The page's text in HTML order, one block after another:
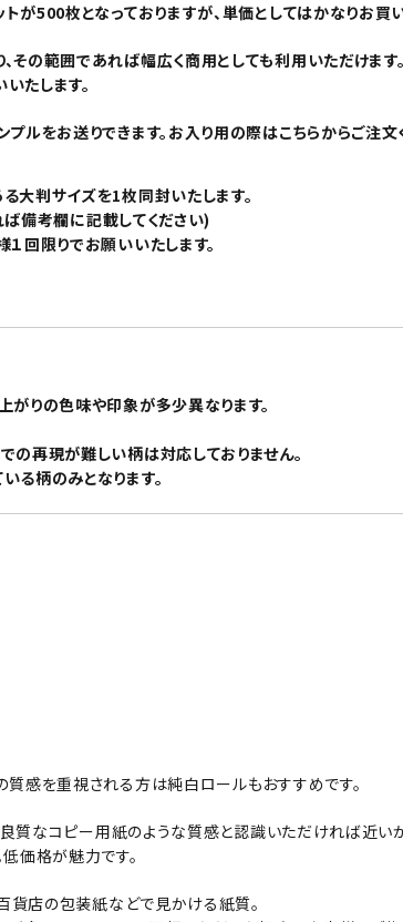
500枚となっておりますが、単価としてはかなりお買い
その範囲であれば幅広く商用としても利用いただけます。
たします。
ルをお送りできます。お入り用の際はこちらからご注文
大判サイズを1枚同封いたします。
備考欄に記載してください)
回限りでお願いいたします。
りの色味や印象が多少異なります。
再現が難しい柄は対応しておりません。
る柄のみとなります。
感を重視される方は純白ロールもおすすめです。
良質なコピー用紙のような質感と認識いただければ近い
価格が魅力です。
百貨店の包装紙などで見かける紙質。